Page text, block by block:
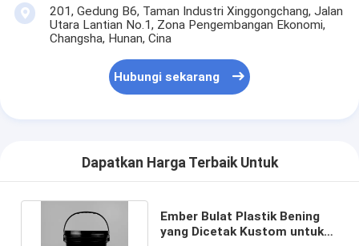
201, Gedung B6, Taman Industri Xinggongchang, Jalan
Utara Lantian No.1, Zona Pengembangan Ekonomi,
Changsha, Hunan, Cina
Hubungi sekarang
Dapatkan Harga Terbaik Untuk
Ember Bulat Plastik Bening
yang Dicetak Kustom untuk